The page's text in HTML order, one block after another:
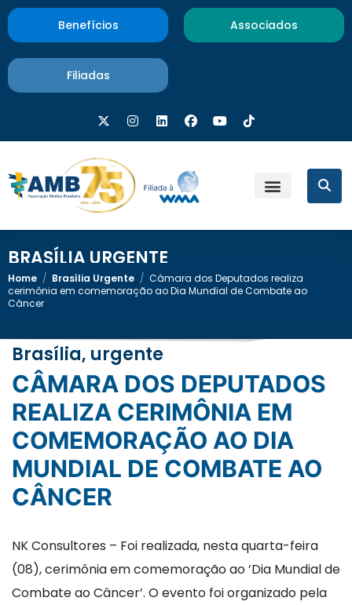
Benefícios Associados
Filiadas
BRASÍLIA URGENTE
Home / Brasília Urgente / Câmara dos Deputados realiza
cerimônia em comemoração ao Dia Mundial de Combate ao
Câncer
Brasília, urgente
CÂMARA DOS DEPUTADOS
REALIZA CERIMÔNIA EM
COMEMORAÇÃO AO DIA
MUNDIAL DE COMBATE AO
CÂNCER
NK Consultores – Foi realizada, nesta quarta-feira
(08), cerimônia em comemoração ao ’Dia Mundial de
Combate ao Câncer’. O evento foi organizado pela